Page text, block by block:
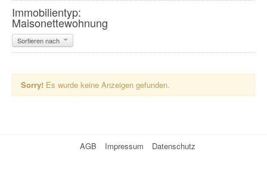
Immobilientyp:
Maisonettewohnung
Sortieren nach
Sorry! Es wurde keine Anzeigen gefunden.
AGB Impressum Datenschutz